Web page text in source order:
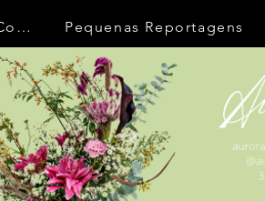
Minhas Dicas na Cozinha Pequenas Reportagens